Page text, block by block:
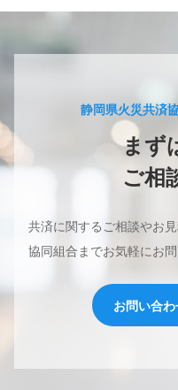
静岡県火災共済
まず
ご相
共済に関するご相談やお見
協同組合までお気軽にお問
お問い合